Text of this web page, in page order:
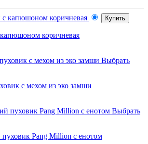
Купить
коричневая
Выбрать
с мехом из эко замши
Выбрать
Pang Million с енотом